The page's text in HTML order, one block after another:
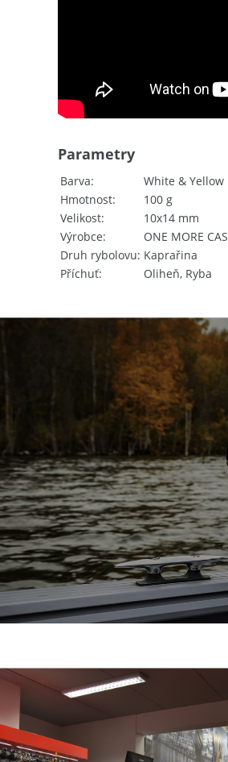
Barva
White & Yellow
Hmotnost
100 g
Velikost
10x14 mm
Výrobce
ONE MORE
Druh rybolovu Kaprařina
Příchuť
Oliheň, Ryba
Parametry